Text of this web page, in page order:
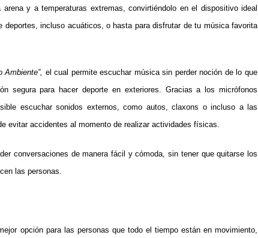
y a temperaturas extremas, convirtiéndolo en el dispositivo ideal
incluso acuáticos, o hasta para disfrutar de tu música favorita
Ambiente”, el cual permite escuchar música sin perder noción de lo que
segura para hacer deporte en exteriores. Gracias a los micrófonos
escuchar sonidos externos, como autos, claxons o incluso a las
evitar accidentes al momento de realizar actividades físicas.
conversaciones de manera fácil y cómoda, sin tener que quitarse los
las personas.
opción para las personas que todo el tiempo están en movimiento,